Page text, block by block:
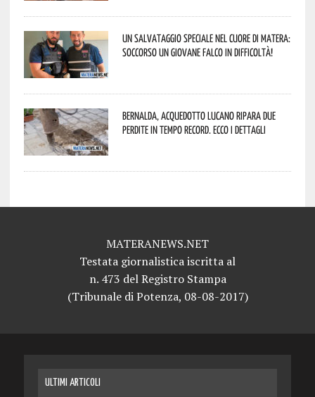
Un salvataggio speciale nel cuore di Matera:
soccorso un giovane falco in difficoltà!
Bernalda, Acquedotto Lucano ripara due
perdite in tempo record. Ecco i dettagli
MATERANEWS.NET
Testata giornalistica iscritta al
n. 473 del Registro Stampa
(Tribunale di Potenza, 08-08-2017)
ULTIMI ARTICOLI